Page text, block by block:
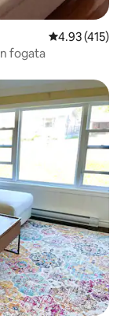
Calificación
4.93 (415)
fogata